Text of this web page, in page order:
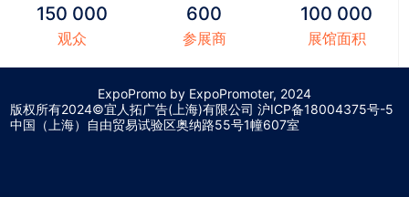
150 000
观众
600
参展商
100 000
展馆面积
ExpoPromo by ExpoPromoter, 2024
版权所有2024©宜人拓广告(上海)有限公司 沪ICP备18004375号-5
中国（上海）自由贸易试验区奥纳路55号1幢607室